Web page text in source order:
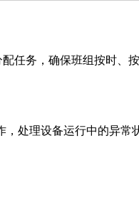
任务，确保班组按时、
处理设备运行中的异常